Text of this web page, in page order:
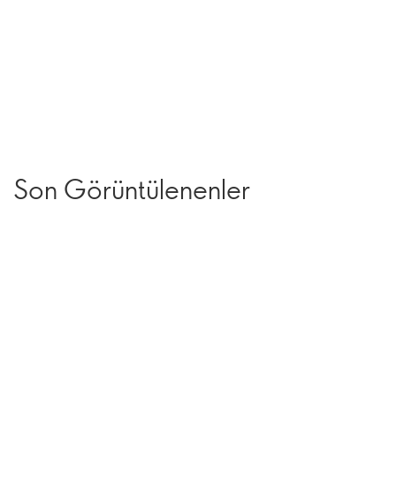
Son Görüntülenenler